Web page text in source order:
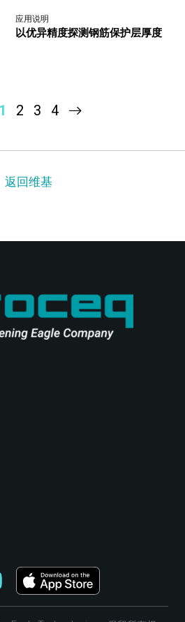
应用说明
以优异精度探测钢筋保护层厚度
1 2 3 4
返回维基